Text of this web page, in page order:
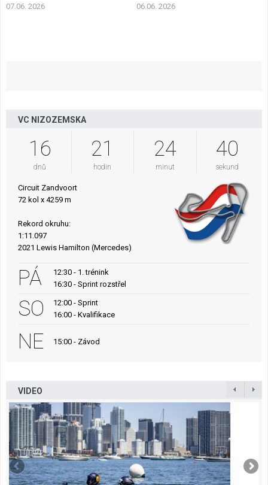
07.06. 2026 06.06. 2026
VC NIZOZEMSKA
16
dnů
21
hodin
24
minut
39
sekund
Circuit Zandvoort
72 kol x 4259 m
Rekord okruhu:
1:11.097
2021 Lewis Hamilton (Mercedes)
PÁ
12:30 - 1. trénink
16:30 - Sprint rozstřel
SO
12:00 - Sprint
16:00 - Kvalifikace
NE 15:00 - Závod
VIDEO